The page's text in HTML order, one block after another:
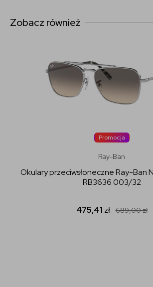
Zobacz również
Promocja
Ray-Ban
Okulary przeciwsłoneczne Ray-Ban
RB3636 003/32
475,41 zł 689,00zł